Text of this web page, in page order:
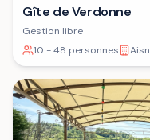
Gîte de Verdonne
Gestion libre
10 - 48 personnes